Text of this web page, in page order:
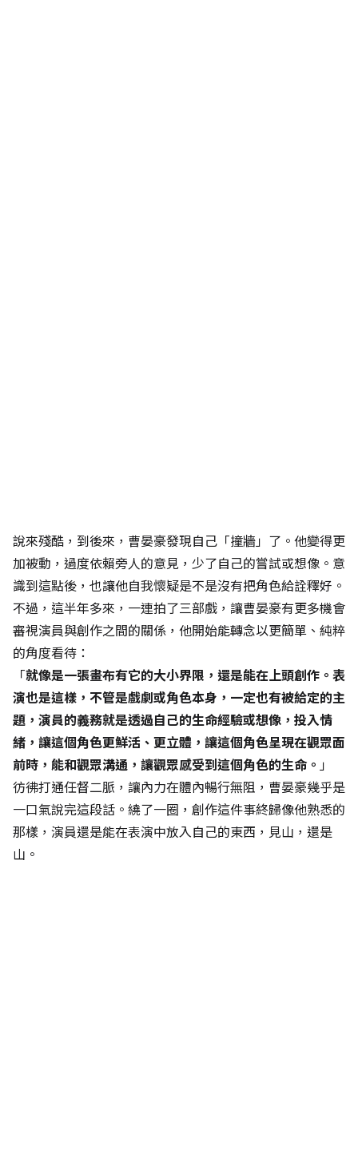
說來殘酷，到後來，曹晏豪發現自己「撞牆」了。他變得更
加被動，過度依賴旁人的意見，少了自己的嘗試或想像。意
識到這點後，也讓他自我懷疑是不是沒有把角色給詮釋好。
不過，這半年多來，一連拍了三部戲，讓曹晏豪有更多機會
審視演員與創作之間的關係，他開始能轉念以更簡單、純粹
的角度看待：
「就像是一張畫布有它的大小界限，還是能在上頭創作。表
演也是這樣，不管是戲劇或角色本身，一定也有被給定的主
題，演員的義務就是透過自己的生命經驗或想像，投入情
緒，讓這個角色更鮮活、更立體，讓這個角色呈現在觀眾面
前時，能和觀眾溝通，讓觀眾感受到這個角色的生命。 」
彷彿打通任督二脈，讓內力在體內暢行無阻，曹晏豪幾乎是
一口氣說完這段話。繞了一圈，創作這件事終歸像他熟悉的
那樣，演員還是能在表演中放入自己的東西，見山，還是
山。